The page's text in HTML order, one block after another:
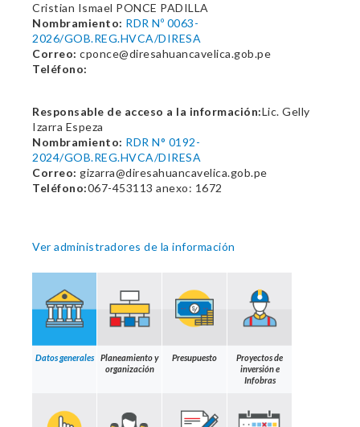
Cristian Ismael PONCE PADILLA
Nombramiento: RDR Nº 0063-
2026/GOB.REG.HVCA/DIRESA
Correo: cponce@diresahuancavelica.gob.pe
Teléfono:
Responsable de acceso a la información:Lic. Gelly
Izarra Espeza
Nombramiento: RDR N° 0192-
2024/GOB.REG.HVCA/DIRESA
Correo: gizarra@diresahuancavelica.gob.pe
Teléfono:067-453113 anexo: 1672
Ver administradores de la información
Datos generales
Planeamiento y
organización
Presupuesto
Proyectos de
inversión e
Infobras